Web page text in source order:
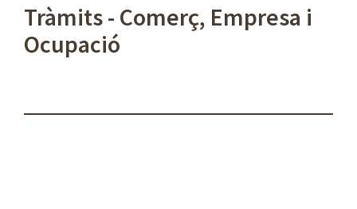
Tràmits - Comerç, Empresa i
Ocupació